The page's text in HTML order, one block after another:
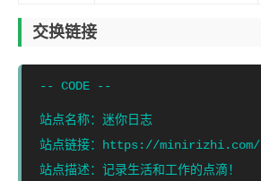
交换链接
站点名称：迷你日志
站点链接：https://minirizhi.com/
站点描述：记录生活和工作的点滴！